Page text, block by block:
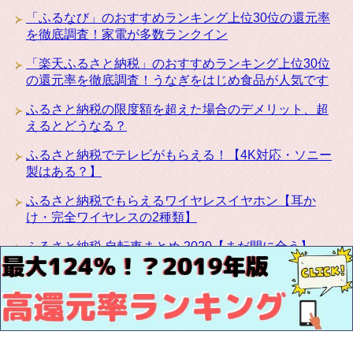
「ふるなび」のおすすめランキング上位30位の還元率
を徹底調査！家電が多数ランクイン
「楽天ふるさと納税」のおすすめランキング上位30位
の還元率を徹底調査！うなぎをはじめ食品が人気です
ふるさと納税の限度額を超えた場合のデメリット、超
えるとどうなる？
ふるさと納税でテレビがもらえる！【4K対応・ソニー
製はある？】
ふるさと納税でもらえるワイヤレスイヤホン【耳か
け・完全ワイヤレスの2種類】
ふるさと納税 自転車まとめ 2020【まだ間に合う】
ふるさと納税にカリモクの高級家具が登場！椅子・テ
ーブル・ベッドなど種類豊富です